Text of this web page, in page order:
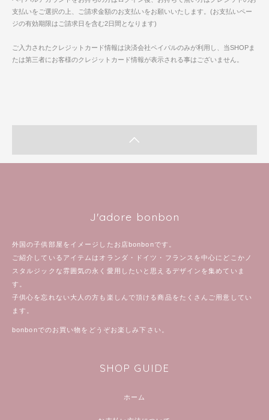
支払いをご選択の上、ご請求金額のお支払いをお願いいたします。(お支払いペー
ジの有効期限はご請求日を含む2日間となります)
ご入力されたクレジットカード情報は決済会社ペイパルのみが利用し、当SHOPま
たは第三者にお客様のクレジットカード情報が表示される事はございません。
J'adore bonbon
外国の子供部屋をイメージしたお店bonbonです。
ご紹介しているアイテムはオランダ・ドイツ・フランスを中心にどこかノ
スタルジックな雰囲気の永く愛用したいと思えるデザインを集めていま
す。
子供心を忘れない大人の方も楽しんで頂ける商品をたくさんご用意してい
ます。
bonbonでのお買い物をどうぞお楽しみ下さい。
SHOP GUIDE
ホーム